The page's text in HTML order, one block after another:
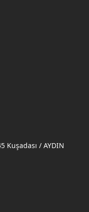
Kuşadası / AYDIN